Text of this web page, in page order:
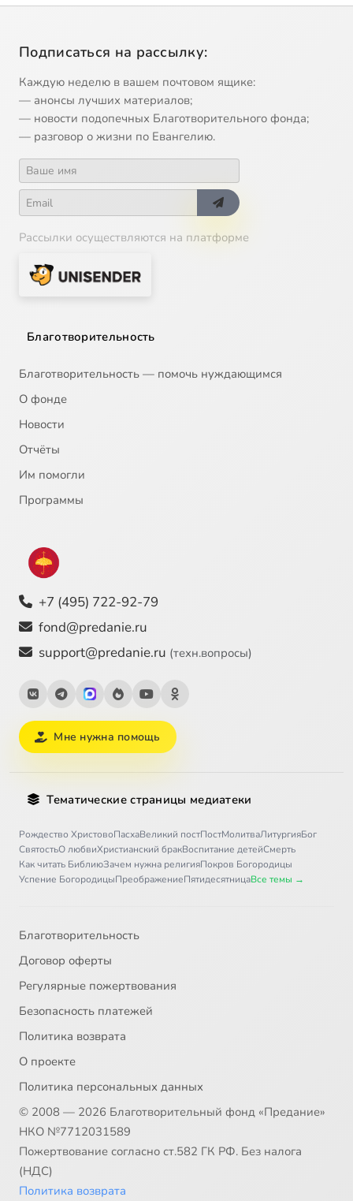
Подписаться на рассылку:
Каждую неделю в вашем почтовом ящике:
— анонсы лучших материалов;
— новости подопечных Благотворительного фонда;
— разговор о жизни по Евангелию.
Рассылки осуществляются на платформе
Благотворительность
Благотворительность — помочь нуждающимся
О фонде
Новости
Отчёты
Им помогли
Программы
+7 (495) 722-92-79
fond@predanie.ru
support@predanie.ru (техн.вопросы)
Мне нужна помощь
Тематические страницы медиатеки
Рождество ХристовоПасхаВеликий постПостМолитваЛитургияБог
СвятостьО любвиХристианский бракВоспитание детейСмерть
Как читать БиблиюЗачем нужна религияПокров Богородицы
Успение БогородицыПреображениеПятидесятницаВсе темы →
Благотворительность
Договор оферты
Регулярные пожертвования
Безопасность платежей
Политика возврата
О проекте
Политика персональных данных
© 2008 — 2026 Благотворительный фонд «Предание»
НКО №7712031589
Пожертвование согласно ст.582 ГК РФ. Без налога
(НДС)
Политика возврата